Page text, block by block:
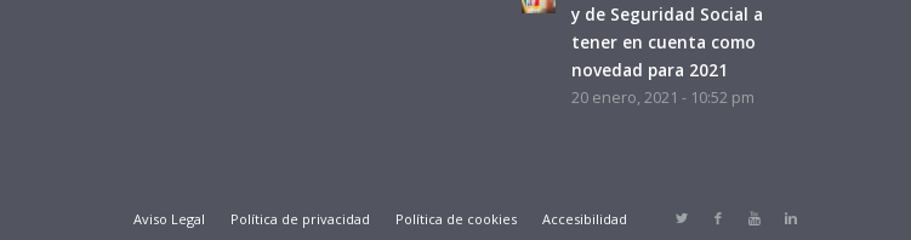
y de Seguridad Social a
tener en cuenta como
novedad para 2021
20 enero, 2021 - 10:52 pm
Aviso Legal Política de privacidad Política de cookies Accesibilidad